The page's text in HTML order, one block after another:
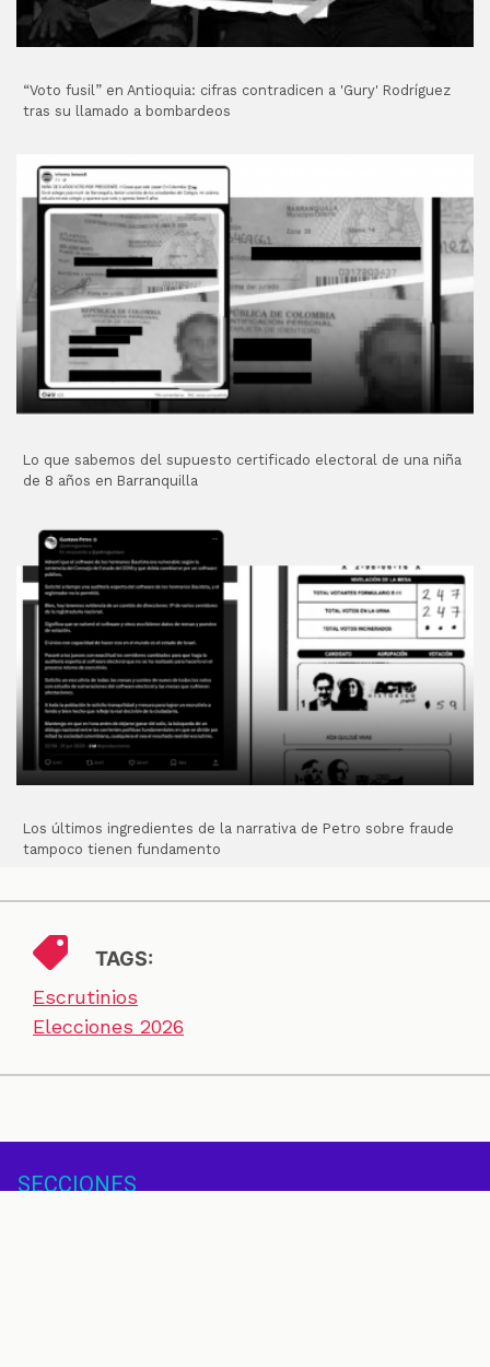
“Voto fusil” en Antioquia: cifras contradicen a 'Gury' Rodríguez
tras su llamado a bombardeos
Lo que sabemos del supuesto certificado electoral de una niña
de 8 años en Barranquilla
Los últimos ingredientes de la narrativa de Petro sobre fraude
tampoco tienen fundamento
TAGS:
Escrutinios
Elecciones 2026
SECCIONES